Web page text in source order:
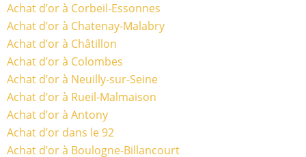
Achat d’or à Corbeil-Essonnes
Achat d’or à Chatenay-Malabry
Achat d’or à Châtillon
Achat d’or à Colombes
Achat d’or à Neuilly-sur-Seine
Achat d’or à Rueil-Malmaison
Achat d’or à Antony
Achat d’or dans le 92
Achat d’or à Boulogne-Billancourt